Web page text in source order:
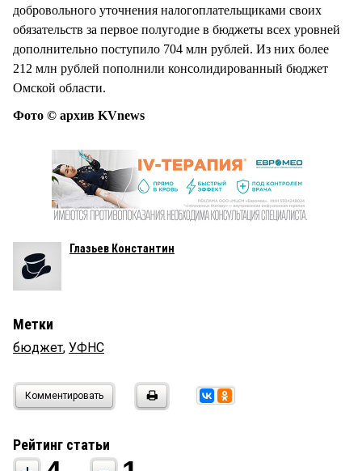
добровольного уточнения налогоплательщиками своих
обязательств за первое полугодие в бюджеты всех уровней
дополнительно поступило 704 млн рублей. Из них более
212 млн рублей пополнили консолидированный бюджет
Омской области.
Фото © архив KVnews
Глазьев Константин
Метки
бюджет, УФНС
Комментировать
Рейтинг статьи